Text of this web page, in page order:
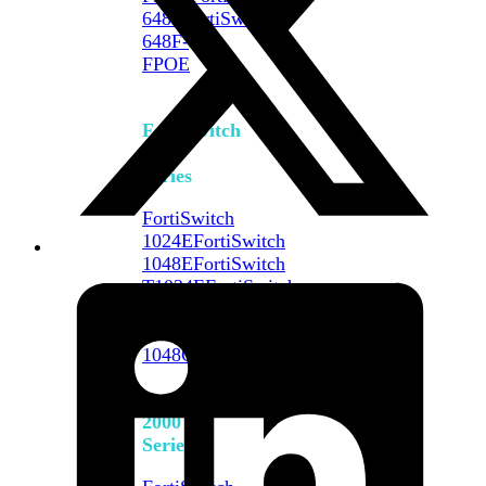
648F
FortiSwitch
648F-
FPOE
FortiSwitch
Series
FortiSwitch
1024EFortiSwitch
1048EFortiSwitch
T1024EFortiSwitch
1048G
FortiSwitch
2000
Series